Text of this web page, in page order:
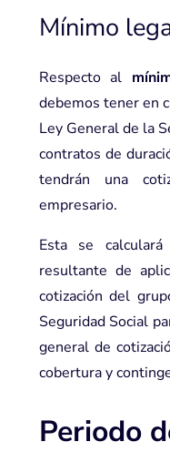
Mínimo
Respecto al
debemos tener en
Ley General de la
contratos de
tendrán una
empresario.
Esta se
resultante de
cotización del
Seguridad Social
general de
cobertura y
Periodo